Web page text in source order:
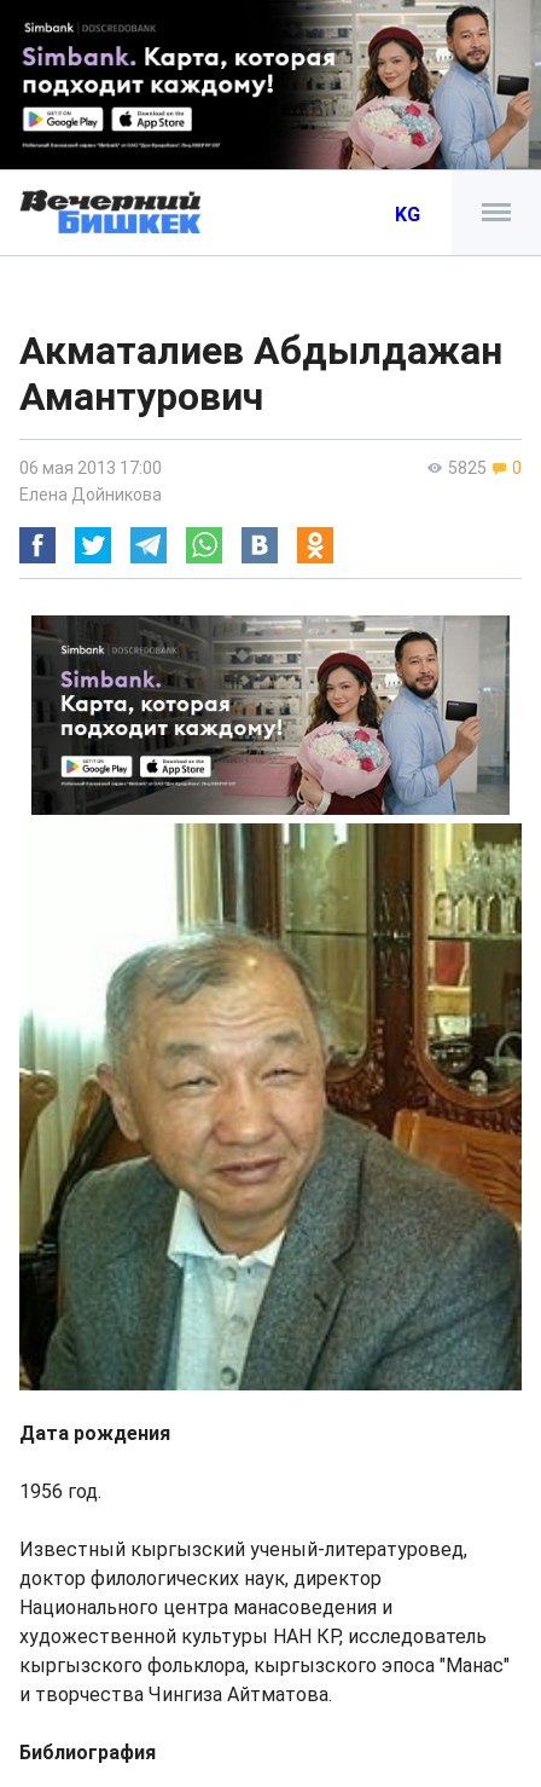
KG
Акматалиев Абдылдажан
Амантурович
5825 0
06 мая 2013 17:00
Елена Дойникова
Дата рождения
1956 год.
Известный кыргызский ученый-литературовед,
доктор филологических наук, директор
Национального центра манасоведения и
художественной культуры НАН КР, исследователь
кыргызского фольклора, кыргызского эпоса "Манас"
и творчества Чингиза Айтматова.
Библиография